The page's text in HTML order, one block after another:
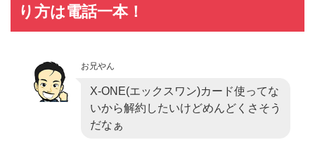
り方は電話一本！
お兄やん
X-ONE(エックスワン)カード使ってな
いから解約したいけどめんどくさそう
だなぁ